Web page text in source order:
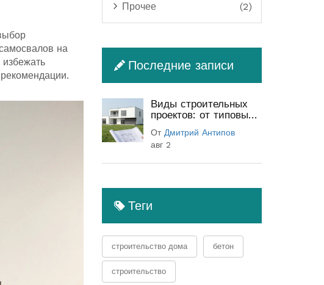
на
Прочее (2)
Последние записи
Виды строительных
проектов: от типовых
(полный гид)
От Дмитрий Антипов
авг 2
Теги
строительство дома бетон
строительство